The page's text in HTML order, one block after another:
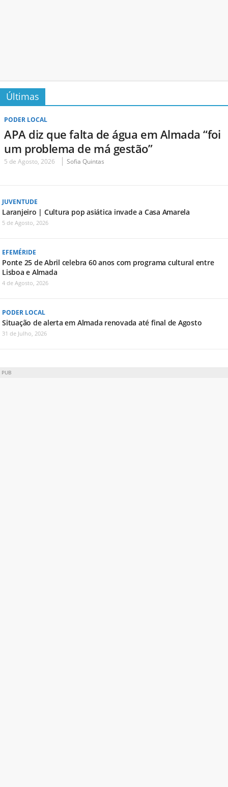
Últimas
PODER LOCAL
APA diz que falta de água em Almada “foi
um problema de má gestão”
5 de Agosto, 2026 Sofia Quintas
JUVENTUDE
Laranjeiro | Cultura pop asiática invade a Casa Amarela
5 de Agosto, 2026
EFEMÉRIDE
Ponte 25 de Abril celebra 60 anos com programa cultural entre
Lisboa e Almada
4 de Agosto, 2026
PODER LOCAL
Situação de alerta em Almada renovada até final de Agosto
31 de Julho, 2026
PUB